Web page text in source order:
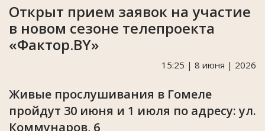
Открыт прием заявок на участие
в новом сезоне телепроекта
«Фактор.BY»
15:25 | 8 июня | 2026
Живые прослушивания в Гомеле
пройдут 30 июня и 1 июля по адресу: ул.
Коммунаров, 6